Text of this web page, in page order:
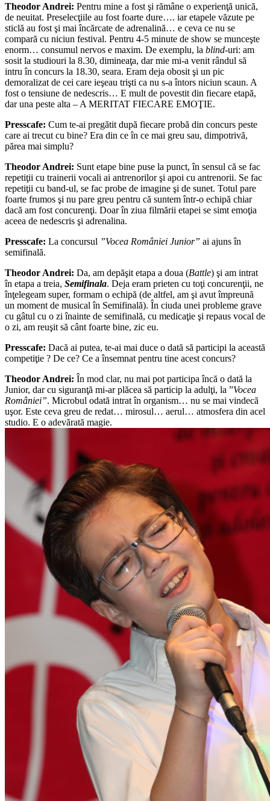
Theodor Andrei: Pentru mine a fost şi rămâne o experienţă unică,
de neuitat. Preselecţiile au fost foarte dure…. iar etapele văzute pe
sticlă au fost şi mai încărcate de adrenalină… e ceva ce nu se
compară cu niciun festival. Pentru 4-5 minute de show se munceşte
enorm… consumul nervos e maxim. De exemplu, la blind-uri: am
sosit la studiouri la 8.30, dimineaţa, dar mie mi-a venit rândul să
intru în concurs la 18.30, seara. Eram deja obosit şi un pic
demoralizat de cei care ieşeau trişti ca nu s-a întors niciun scaun. A
fost o tensiune de nedescris… E mult de povestit din fiecare etapă,
dar una peste alta – A MERITAT FIECARE EMOŢIE.
Presscafe: Cum te-ai pregătit după fiecare probă din concurs peste
care ai trecut cu bine? Era din ce în ce mai greu sau, dimpotrivă,
părea mai simplu?
Theodor Andrei: Sunt etape bine puse la punct, în sensul că se fac
repetiţii cu trainerii vocali ai antrenorilor şi apoi cu antrenorii. Se fac
repetiţii cu band-ul, se fac probe de imagine şi de sunet. Totul pare
foarte frumos şi nu pare greu pentru că suntem într-o echipă chiar
dacă am fost concurenţi. Doar în ziua filmării etapei se simt emoţia
aceea de nedescris şi adrenalina.
Presscafe: La concursul ”Vocea României Junior” ai ajuns în
semifinală.
Theodor Andrei: Da, am depăşit etapa a doua (Battle) şi am intrat
în etapa a treia, Semifinala. Deja eram prieten cu toţi concurenţii, ne
înţelegeam super, formam o echipă (de altfel, am şi avut împreună
un moment de musical în Semifinală). În ciuda unei probleme grave
cu gâtul cu o zi înainte de semifinală, cu medicaţie şi repaus vocal de
o zi, am reuşit să cânt foarte bine, zic eu.
Presscafe: Dacă ai putea, te-ai mai duce o dată să participi la această
competiţie ? De ce? Ce a însemnat pentru tine acest concurs?
Theodor Andrei: În mod clar, nu mai pot participa încă o dată la
Junior, dar cu siguranţă mi-ar plăcea să particip la adulţi, la ”Vocea
României”. Microbul odată intrat în organism… nu se mai vindecă
uşor. Este ceva greu de redat… mirosul… aerul… atmosfera din acel
studio. E o adevărată magie.